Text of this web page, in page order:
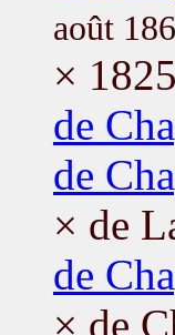
août
×
de
de
× de
de
× de